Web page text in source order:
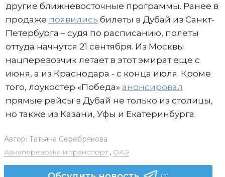
другие ближневосточные программы. Ранее в
продаже появились билеты в Дубай из Санкт-
Петербурга – судя по расписанию, полеты
оттуда начнутся 21 сентября. Из Москвы
нацперевозчик летает в этот эмират еще с
июня, а из Краснодара - с конца июля. Кроме
того, лоукостер «Победа» анонсировал
прямые рейсы в Дубай не только из столицы,
но также из Казани, Уфы и Екатеринбурга.
Автор: Татьяна Серебрякова
Авиаперевозка и транспорт, ОАЭ